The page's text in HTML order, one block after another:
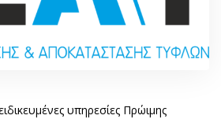
υπηρεσίες Πρώιμης